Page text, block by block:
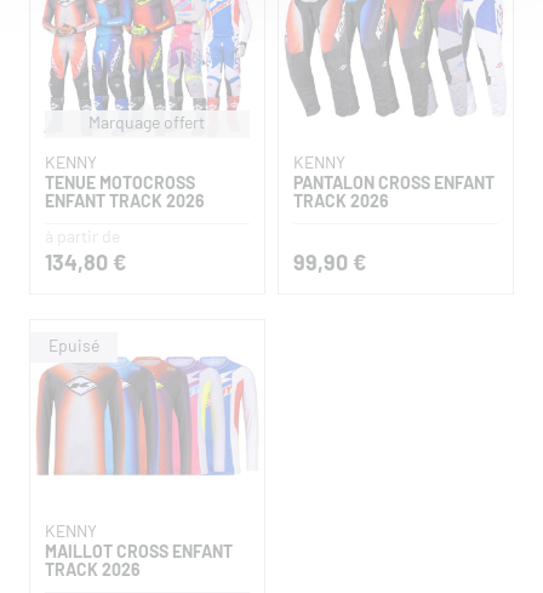
Marquage offert
KENNY
TENUE MOTOCROSS
ENFANT TRACK 2026
à partir de
134,80 €
KENNY
PANTALON CROSS ENFANT
TRACK 2026
99,90 €
KENNY
MAILLOT CROSS ENFANT
TRACK 2026